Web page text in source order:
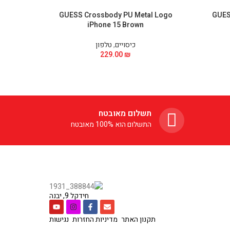
GUESS Crossbody PU Metal Logo
iPhone 15 Brown
כיסויים,טלפון
229.00₪
תשלום מאובטח
התשלום הוא 100% מאובטח
חידקל 9, יבנה
תקנון האתר מדיניות החזרות נגישות